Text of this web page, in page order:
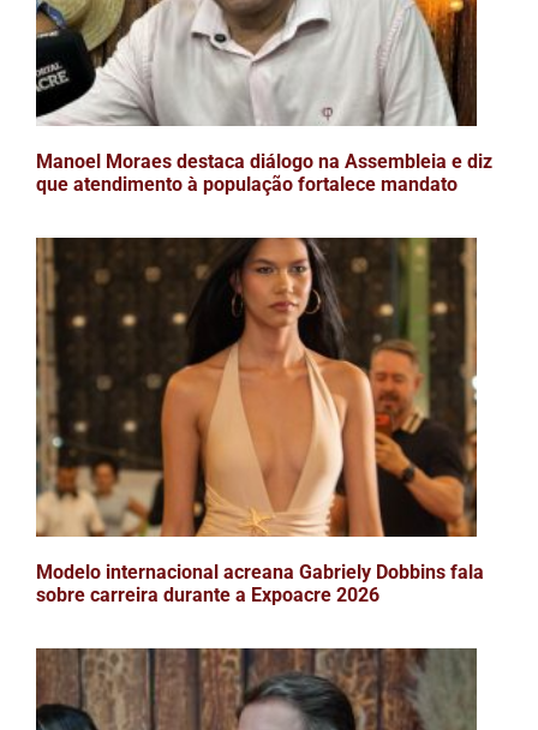
Manoel Moraes destaca diálogo na Assembleia e diz
que atendimento à população fortalece mandato
Modelo internacional acreana Gabriely Dobbins fala
sobre carreira durante a Expoacre 2026